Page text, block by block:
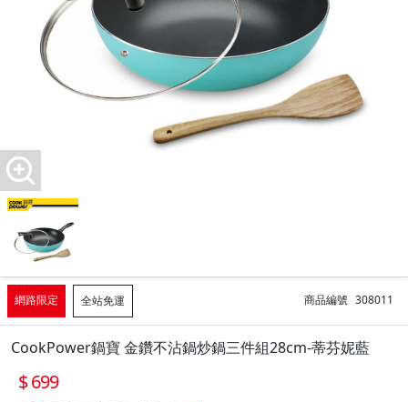
網路限定 全站免運 商品編號 308011
CookPower鍋寶 金鑽不沾鍋炒鍋三件組28cm-蒂芬妮藍
699